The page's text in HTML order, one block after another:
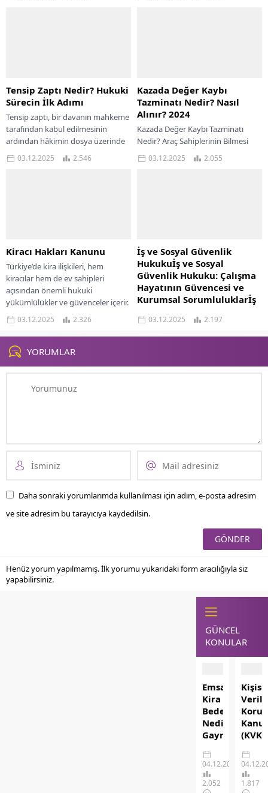
resmi tebligatlar, bireylerin hak
kurumların da en kritik sorumluluk
Tensip Zaptı Nedir? Hukuki
Sürecin İlk Adımı
Tensip zaptı, bir davanın mahkeme
tarafından kabul edilmesinin
ardından hâkimin dosya üzerinde
yapacağı ilk usul incelemesini
gösteren resmi tutanaktır. Bu...
03.12.2025 2.546
Kazada Değer Kaybı
Tazminatı Nedir? Nasıl
Alınır? 2024
Kazada Değer Kaybı Tazminatı
Nedir? Araç Sahiplerinin Bilmesi
Gereken Kritik Haklar Kara yolu
trafiğinde her gün binlerce araç
03.12.2025 2.055
Kiracı Hakları Kanunu
Türkiye’de kira ilişkileri, hem
kiracılar hem de ev sahipleri
açısından önemli hukuki
yükümlülükler ve güvenceler içerir.
Kiracı Hakları Kanunu, özellikle...
03.12.2025 2.326
İş ve Sosyal Güvenlik
Hukukuİş ve Sosyal
Güvenlik Hukuku: Çalışma
Hayatının Güvencesi ve
Kurumsal Sorumluluklarİş
Günümüz iş dünyasında insan
kaynağı, şirketlerin en kritik değeri
olarak kabul edilmektedir. Bu
03.12.2025 2.197
YORUMLAR
Daha sonraki yorumlarımda kullanılması için adım, e-posta adresim
ve site adresim bu tarayıcıya kaydedilsin.
Henüz yorum yapılmamış. İlk yorumu yukarıdaki form aracılığıyla siz
yapabilirsiniz.
GÜNCEL
KONULAR
Emsal
Kira
Bedeli
Nedir?
Gayrimenkul
Doğru
Kira
Tespitinin
04.12.2025
2.052
Yeni
1.817